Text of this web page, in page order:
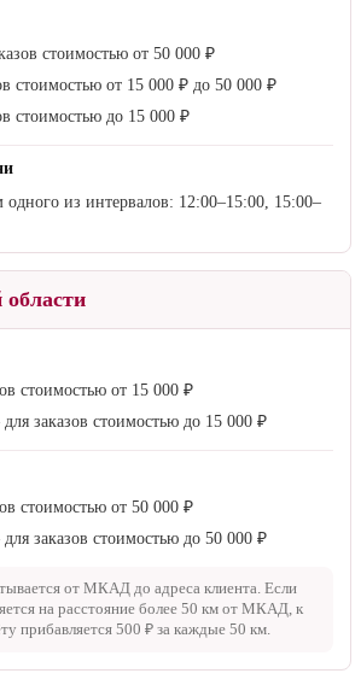
стоимостью от 50 000 ₽
стоимостью от 15 000 ₽ до 50 000 ₽
стоимостью до 15 000 ₽
из интервалов: 12:00–15:00, 15:00–
стоимостью от 15 000 ₽
заказов стоимостью до 15 000 ₽
стоимостью от 50 000 ₽
заказов стоимостью до 50 000 ₽
от МКАД до адреса клиента. Если
на расстояние более 50 км от МКАД, к
прибавляется 500 ₽ за каждые 50 км.